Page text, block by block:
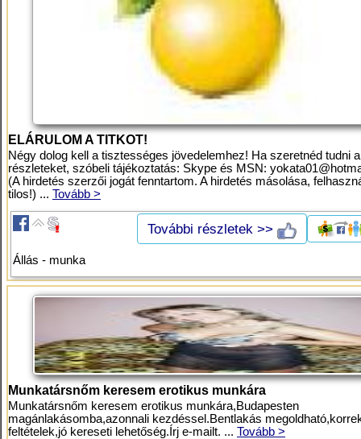
ELÁRULOM A TITKOT!
Négy dolog kell a tisztességes jövedelemhez! Ha szeretnéd tudni a
részleteket, szóbeli tájékoztatás: Skype és MSN:
(A hirdetés szerzői jogát fenntartom. A hirdetés másolása,
tilos!) ... Tovább >
További részletek >>
Állás - munka
Munkatársnőm keresem erotikus munkára
Munkatársnőm keresem erotikus munkára,Budapesten
magánlakásomba,azonnali kezdéssel.Bentlakás
feltételek,jó kereseti lehetőség.Írj e-mailt. ... Tovább >